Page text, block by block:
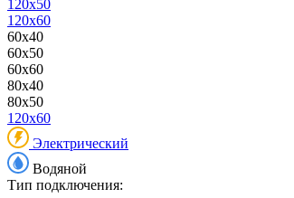
120x50
120x60
60x40
60x50
60x60
80x40
80x50
120x60
Электрический
Водяной
Тип подключения: